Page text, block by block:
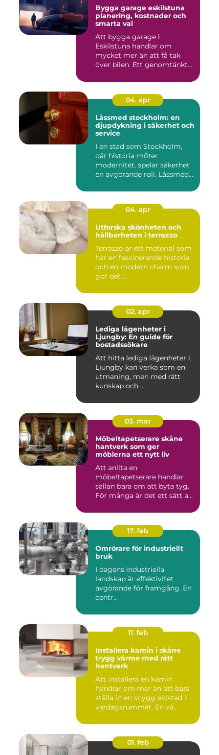
Bygga garage eskilstuna
planering, kostnader och
smarta val
Att bygga garage i
Eskilstuna handlar om
mycket mer än att få tak
över bilen. Ett genomtänkt
04. apr
Låssmed stockholm: en
djupdykning i säkerhet och
service
I en stad som Stockholm,
där historia möter
modernitet, spelar säkerhet
en avgörande roll. Låssmed
04. apr
Utforska skönheten och
hållbarheten i terrazzo
Terrazzo är ett material som
har en fascinerande historia
och en modern charm som
gör det ...
02. apr
Lediga lägenheter i
Ljungby: En guide för
bostadssökare
Att hitta lediga lägenheter i
Ljungby kan verka som en
utmaning, men med rätt
kunskap och ...
03. mar
Möbeltapetserare skåne
hantverk som ger
möblerna ett nytt liv
Att anlita en
möbeltapetserare handlar
sällan bara om att byta tyg.
För många är det ett sätt att
17. feb
Omrörare för industriellt
bruk
I dagens industriella
landskap är effektivitet
avgörande för framgång. En
centr...
11. feb
Installera kamin i skåne
trygg värme med rätt
hantverk
Att installera en kamin
handlar om mer än att bara
ställa in en snygg eldstad i
vardagsrummet. En vä...
01. feb